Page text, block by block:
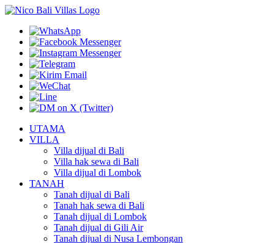
UTAMA
VILLA
Villa dijual di Bali
Villa hak sewa di Bali
Villa dijual di Lombok
TANAH
Tanah dijual di Bali
Tanah hak sewa di Bali
Tanah dijual di Lombok
Tanah dijual di Gili Air
Tanah dijual di Nusa Lembongan